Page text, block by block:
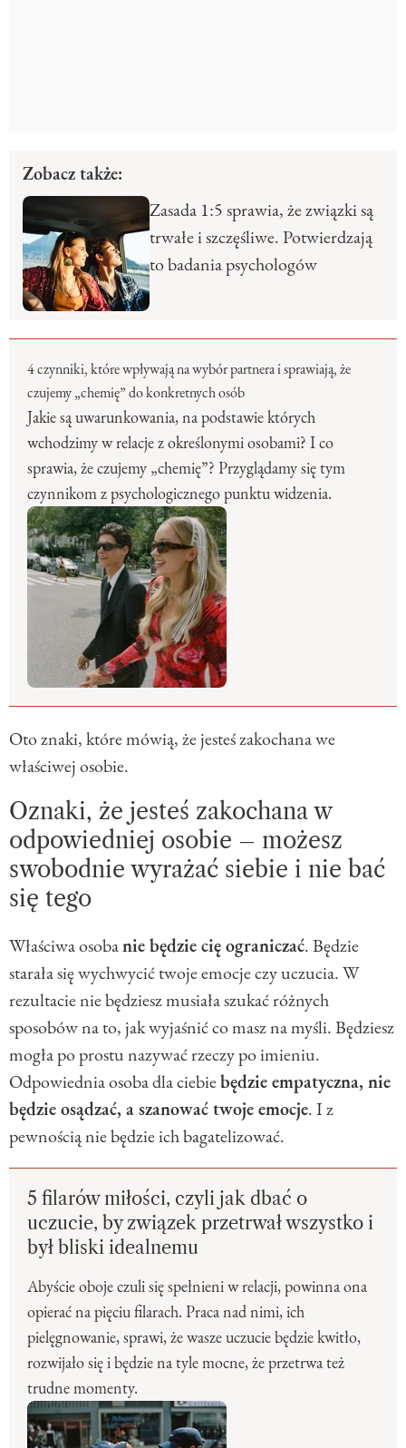
Zobacz także:
Zasada 1:5 sprawia, że związki są
trwałe i szczęśliwe. Potwierdzają
to badania psychologów
4 czynniki, które wpływają na wybór partnera i sprawiają, że
czujemy „chemię” do konkretnych osób
Jakie są uwarunkowania, na podstawie których
wchodzimy w relacje z określonymi osobami? I co
sprawia, że czujemy „chemię”? Przyglądamy się tym
czynnikom z psychologicznego punktu widzenia.
Oto znaki, które mówią, że jesteś zakochana we
właściwej osobie.
Oznaki, że jesteś zakochana w
odpowiedniej osobie – możesz
swobodnie wyrażać siebie i nie bać
się tego
Właściwa osobanie będzie cię ograniczać. Będzie
starała się wychwycić twoje emocje czy uczucia. W
rezultacie nie będziesz musiała szukać różnych
sposobów na to, jak wyjaśnić co masz na myśli. Będziesz
mogła po prostu nazywać rzeczy po imieniu.
Odpowiednia osoba dla ciebiebędzie empatyczna, nie
będzie osądzać, a szanować twoje emocje. I z
pewnością nie będzie ich bagatelizować.
5 filarów miłości, czyli jak dbać o
uczucie, by związek przetrwał wszystko i
był bliski idealnemu
Abyście oboje czuli się spełnieni w relacji, powinna ona
opierać na pięciu filarach. Praca nad nimi, ich
pielęgnowanie, sprawi, że wasze uczucie będzie kwitło,
rozwijało się i będzie na tyle mocne, że przetrwa też
trudne momenty.